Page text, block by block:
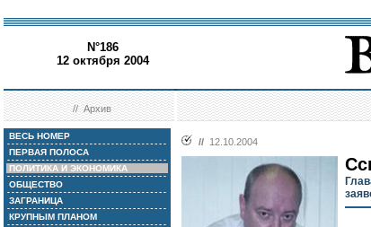
N°186
12 октября 2004
//Архив
ВЕСЬ НОМЕР
ПЕРВАЯ ПОЛОСА
ПОЛИТИКА И ЭКОНОМИКА
ОБЩЕСТВО
ЗАГРАНИЦА
КРУПНЫМ ПЛАНОМ
// 12.10.2004